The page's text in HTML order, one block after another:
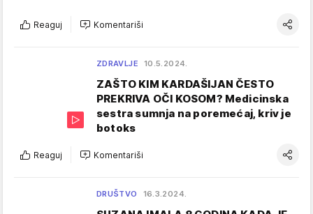
Reaguj Komentariši
ZDRAVLJE 10.5.2024.
ZAŠTO KIM KARDAŠIJAN ČESTO
PREKRIVA OČI KOSOM? Medicinska
sestra sumnja na poremećaj, kriv je
botoks
Reaguj Komentariši
DRUŠTVO 16.3.2024.